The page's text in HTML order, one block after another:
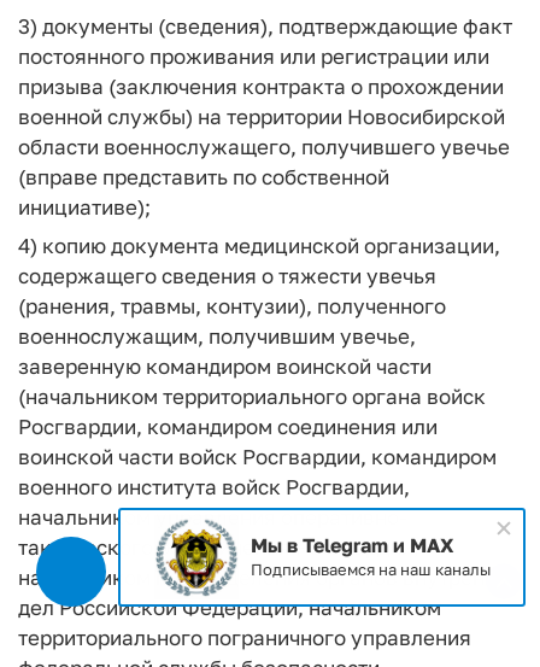
3) документы (сведения), подтверждающие факт
постоянного проживания или регистрации или
призыва (заключения контракта о прохождении
военной службы) на территории Новосибирской
области военнослужащего, получившего увечье
(вправе представить по собственной
инициативе);
4) копию документа медицинской организации,
содержащего сведения о тяжести увечья
(ранения, травмы, контузии), полученного
военнослужащим, получившим увечье,
заверенную командиром воинской части
(начальником территориального органа войск
Росгвардии, командиром соединения или
воинской части войск Росгвардии, командиром
военного института войск Росгвардии,
начальником управления оперативно-
тактического объединения Росгвардии,
начальником подразделения органов внутренних
дел Российской Федерации, начальником
территориального пограничного управления
Мы в Telegram и MAX
Подписываемся на наш каналы